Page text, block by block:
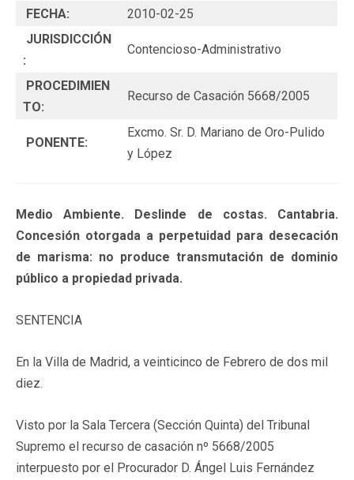
FECHA:
2010-02-25
JURISDICCIÓN
:
Contencioso-Administrativo
PROCEDIMIEN
TO:
Recurso de Casación 5668/2005
PONENTE:
Excmo. Sr. D. Mariano de Oro-Pulido
y López
Medio Ambiente. Deslinde de costas. Cantabria.
Concesión otorgada a perpetuidad para desecación
de marisma: no produce transmutación de dominio
público a propiedad privada.
SENTENCIA
En la Villa de Madrid, a veinticinco de Febrero de dos mil
diez.
Visto por la Sala Tercera (Sección Quinta) del Tribunal
Supremo el recurso de casación nº 5668/2005
interpuesto por el Procurador D. Ángel Luis Fernández